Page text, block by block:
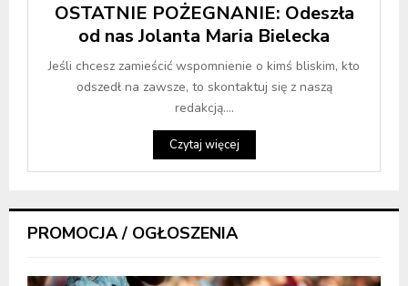
OSTATNIE POŻEGNANIE: Odeszła
od nas Jolanta Maria Bielecka
Jeśli chcesz zamieścić wspomnienie o kimś bliskim, kto
odszedł na zawsze, to skontaktuj się z naszą
redakcją....
Czytaj więcej
PROMOCJA / OGŁOSZENIA